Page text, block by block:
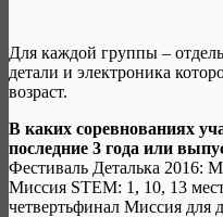
Для каждой группы –
детали и электроника
возраст.
В каких соревнованиях
последние 3 года или
Фестиваль Деталька 2016:
Миссия STEM: 1, 10, 13
четвертьфинал Миссия для